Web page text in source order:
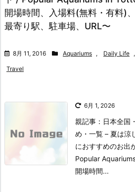
開場時間、入場料(無料・有料)
最寄り駅、駐車場、URL〜
8月 11, 2016 Aquariums , Daily Life ,
Travel
6月 1, 2026
親記事：日本全国
め・一覧 – 夏は涼
におすすめのお出
Popular
開場時間...